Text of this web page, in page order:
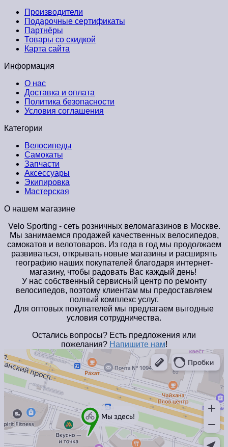
Производители
Подарочные сертификаты
Партнёры
Товары со скидкой
Карта сайта
Информация
О нас
Доставка и оплата
Политика безопасности
Условия соглашения
Категории
Велосипеды
Самокаты
Запчасти
Аксессуары
Экипировка
Мастерская
О нашем магазине
Velo Sporting - сеть розничных веломагазинов в Москве.
Мы занимаемся продажей качественных велосипедов,
самокатов и велотоваров. Из года в год мы продолжаем
развиваться, открывать новые магазины и расширять
географию наших покупателей благодаря интернет-
магазину, чтобы радовать Вас каждый день!
У нас собственный сервисный центр по ремонту
велосипедов, поэтому клиентам мы предоставляем
полный комплекс услуг.
Для оптовых покупателей мы предлагаем выгодные
условия сотрудничества.
Остались вопросы? Есть предложения или
пожелания? Напишите нам!